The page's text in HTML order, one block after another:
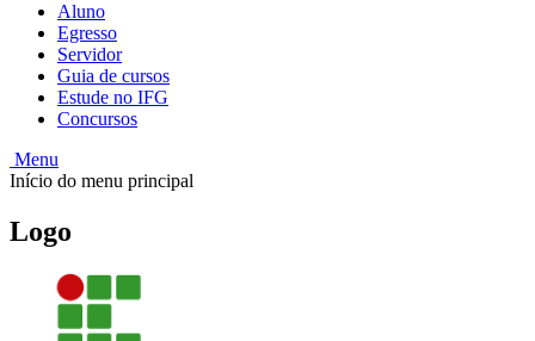
Aluno
Egresso
Servidor
Guia de cursos
Estude no IFG
Concursos
Menu
Início do menu principal
Logo